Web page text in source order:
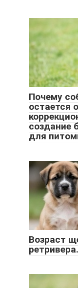
Почему
остается
создание
для
Возраст